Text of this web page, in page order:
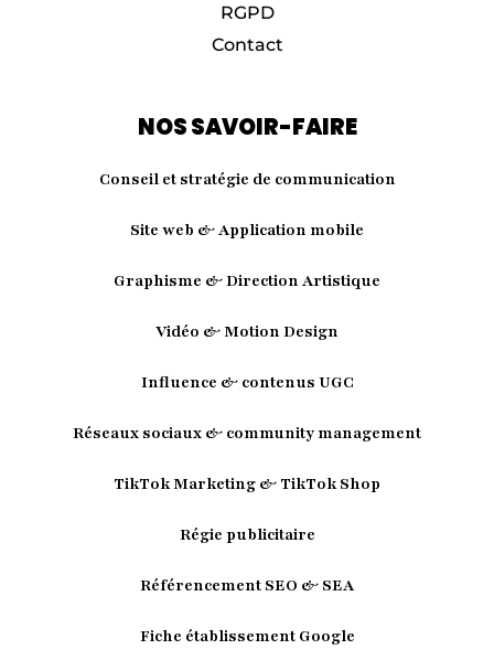
RGPD
Contact
NOS SAVOIR-FAIRE
Conseil et stratégie de communication
Site web & Application mobile
Graphisme & Direction Artistique
Vidéo & Motion Design
Influence & contenus UGC
Réseaux sociaux & community management
TikTok Marketing & TikTok Shop
Régie publicitaire
Référencement SEO & SEA
Fiche établissement Google